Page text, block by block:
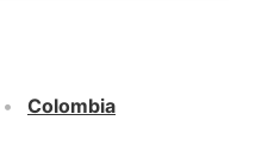
Colombia